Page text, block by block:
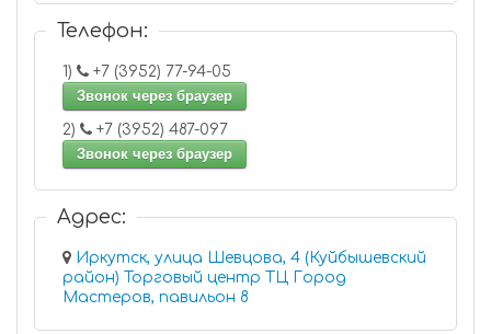
Телефон:
1)
+7 (3952) 77-94-05
Звонок через браузер
2)
+7 (3952) 487-097
Звонок через браузер
Адрес:
Иркутск, улица Шевцова, 4 (Куйбышевский
район) Торговый центр ТЦ Город
Мастеров, павильон 8